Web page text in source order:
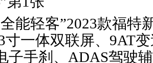
能轻客”2023款福特
寸一体双联屏、9AT
子手刹、ADAS驾驶